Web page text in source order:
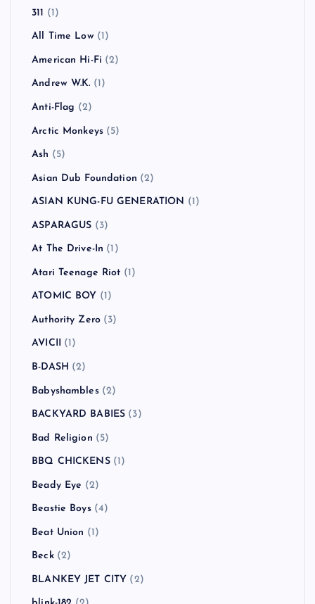
311 (1)
All Time Low(1)
American Hi-Fi (2)
Andrew W.K. (1)
Anti-Flag (2)
Arctic Monkeys (5)
Ash (5)
Asian Dub Foundation (2)
ASIAN KUNG-FU GENERATION (1)
ASPARAGUS (3)
At The Drive-In (1)
Atari Teenage Riot (1)
ATOMIC BOY (1)
Authority Zero (3)
AVICII (1)
B-DASH (2)
Babyshambles(2)
BACKYARD BABIES (3)
Bad Religion (5)
BBQ CHICKENS(1)
Beady Eye (2)
Beastie Boys(4)
Beat Union (1)
Beck(2)
BLANKEY JET CITY (2)